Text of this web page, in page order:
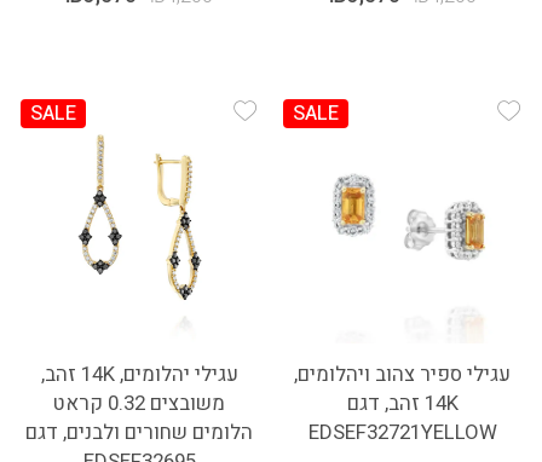
SALE
עגילי ספיר צהוב ויהלומים,
14K זהב, דגם
EDSEF32721YELLOW
SALE
עגילי יהלומים, 14K זהב,
משובצים 0.32 קראט
הלומים שחורים ולבנים, דגם